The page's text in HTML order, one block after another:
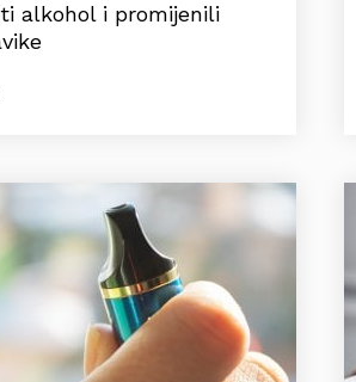
alkohol i promijenili